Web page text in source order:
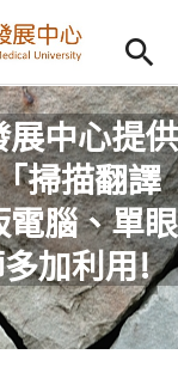
Open
Open
Open
Open
Open
中心提供
掃描翻譯
腦、單眼
加利用!